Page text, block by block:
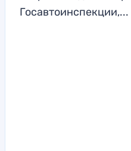
Госавтоинспекции,...